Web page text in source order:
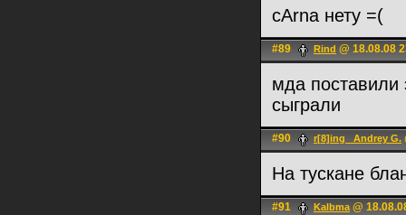
cArna нету =(
#89 Rind @ 18.08.08
мда поставили
сыграли
#90 r[8]ing _Andrey G.
На тускане
#91 Kalbma@